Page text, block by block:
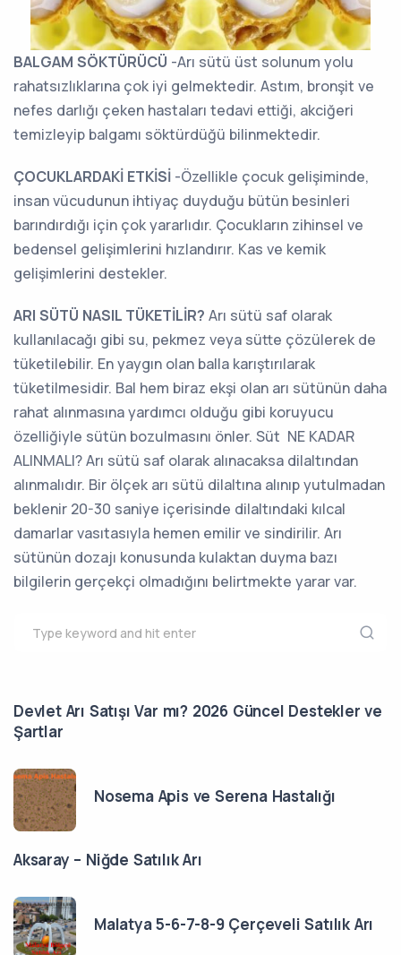
BALGAM SÖKTÜRÜCÜ -Arı sütü üst solunum yolu
rahatsızlıklarına çok iyi gelmektedir. Astım, bronşit ve
nefes darlığı çeken hastaları tedavi ettiği, akciğeri
temizleyip balgamı söktürdüğü bilinmektedir.
ÇOCUKLARDAKİ ETKİSİ -Özellikle çocuk gelişiminde,
insan vücudunun ihtiyaç duyduğu bütün besinleri
barındırdığı için çok yararlıdır. Çocukların zihinsel ve
bedensel gelişimlerini hızlandırır. Kas ve kemik
gelişimlerini destekler.
ARI SÜTÜ NASIL TÜKETİLİR? Arı sütü saf olarak
kullanılacağı gibi su, pekmez veya sütte çözülerek de
tüketilebilir. En yaygın olan balla karıştırılarak
tüketilmesidir. Bal hem biraz ekşi olan arı sütünün daha
rahat alınmasına yardımcı olduğu gibi koruyucu
özelliğiyle sütün bozulmasını önler. Süt NE KADAR
ALINMALI? Arı sütü saf olarak alınacaksa dilaltından
alınmalıdır. Bir ölçek arı sütü dilaltına alınıp yutulmadan
beklenir 20-30 saniye içerisinde dilaltındaki kılcal
damarlar vasıtasıyla hemen emilir ve sindirilir. Arı
sütünün dozajı konusunda kulaktan duyma bazı
bilgilerin gerçekçi olmadığını belirtmekte yarar var.
Devlet Arı Satışı Var mı? 2026 Güncel Destekler ve
Şartlar
Nosema Apis ve Serena Hastalığı
Aksaray – Niğde Satılık Arı
Malatya 5-6-7-8-9 Çerçeveli Satılık Arı